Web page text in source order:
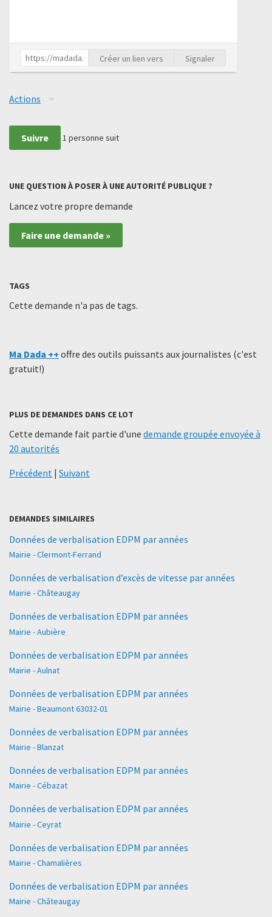
Créer un lien vers Signaler
Actions
Suivre 1 personne suit
UNE QUESTION À POSER À UNE AUTORITÉ PUBLIQUE ?
Lancez votre propre demande
Faire une demande »
TAGS
Cette demande n'a pas de tags.
Ma Dada ++ offre des outils puissants aux journalistes (c'est
gratuit!)
PLUS DE DEMANDES DANS CE LOT
Cette demande fait partie d'une demande groupée envoyée à
20 autorités
Précédent | Suivant
DEMANDES SIMILAIRES
Données de verbalisation EDPM par années
Mairie - Clermont-Ferrand
Données de verbalisation d’excès de vitesse par années
Mairie - Châteaugay
Données de verbalisation EDPM par années
Mairie - Aubière
Données de verbalisation EDPM par années
Mairie - Aulnat
Données de verbalisation EDPM par années
Mairie - Beaumont 63032-01
Données de verbalisation EDPM par années
Mairie - Blanzat
Données de verbalisation EDPM par années
Mairie - Cébazat
Données de verbalisation EDPM par années
Mairie - Ceyrat
Données de verbalisation EDPM par années
Mairie - Chamalières
Données de verbalisation EDPM par années
Mairie - Châteaugay